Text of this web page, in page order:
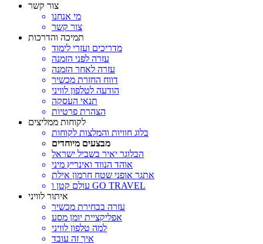
צור קשר
מי אנחנו
צור קשר
תמיכה והדרכות
מדריכים ועזרי לימוד
עזרה לפני הזמנה
עזרה לאחר הזמנה
דווח החזרת מכשיר
הודעה לטלפון לוויני
תנאי העסקה
הצהרת פרטיות
לקוחות ממליצים
בלוג חוויות והמלצות לקוחות
מבצעים מיוחדים
הבלוגר יאיר בשביל ישראל
אוהד הנווד ואינריץ מיני
אתגר אופני שטח חרמון אילת
עולם קטן ו GO TRAVEL
איתור לוויני
עזרה בבחירת מכשיר
אפליקציית יומן מסע
למה טלפון לוויני
איך זה עובד